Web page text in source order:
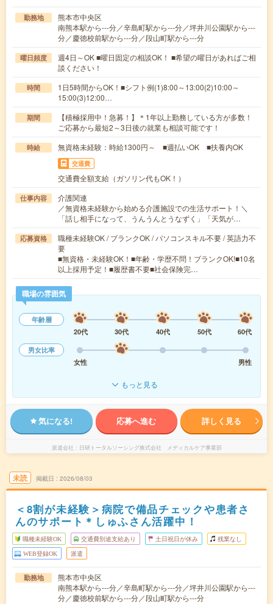
勤務地
熊本市中央区
南熊本駅から---分／辛島町駅から---分／坪井川公園駅から---
分／慶徳校前駅から---分／段山町駅から---分
曜日頻度
週4日～OK ■曜日固定の相談OK！ ■希望の曜日があればご相
談ください！
時間
1日5時間からOK！■シフト例(1)8:00～13:00(2)10:00～
15:00(3)12:00…
期間
【積極採用中！急募！】＊1年以上勤務している方が多数！
ご応募から最短2～3日後の就業も相談可能です！
時給 無資格未経験：時給1300円～ ■週払いOK ■扶養内OK
交通費
交通費全額支給（ガソリン代もOK！）
仕事内容
介護関連
／無資格未経験から始める介護施設での生活サポート！＼
「話し相手になって、うんうんとうなずく」「天気が…
応募資格
職種未経験OK / ブランクOK / パソコンスキル不要 / 英語力不
要
■無資格・未経験OK！■年齢・学歴不問！ブランクOK!■10名
以上採用予定！■履歴書不要■社会保険完…
職場の雰囲気
年齢層
20代
30代 40代 50代
60代
男女比率
女性
男性
もっと見る
気になる! 応募へ進む 詳しく見る
派遣会社 日研トータルソーシング株式会社 メディカルケア事業部
未読 掲載日 2026/08/03
＜8割が未経験＞病院で備品チェックや患者さ
んのサポート＊しゅふさん活躍中！
職種未経験OK 交通費別途支給あり 土日祝日が休み 残業なし
WEB登録OK 派遣
勤務地
熊本市中央区
南熊本駅から---分／辛島町駅から---分／坪井川公園駅から---
分／慶徳校前駅から---分／段山町駅から---分